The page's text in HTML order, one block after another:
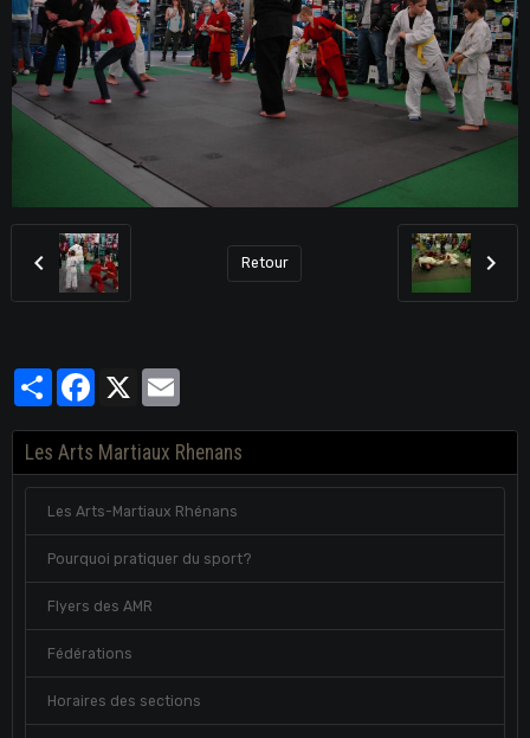
Retour
PartagerFacebook
Les Arts Martiaux Rhenans
Les Arts-Martiaux Rhénans
Pourquoi pratiquer du sport?
Flyers des AMR
Fédérations
Horaires des sections